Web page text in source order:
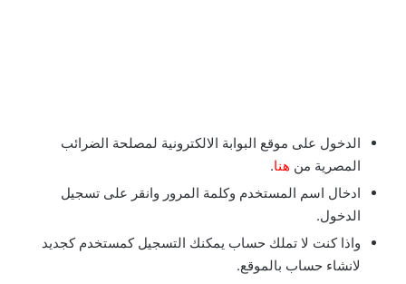
الدخول على موقع البوابة الالكترونية لمصلحة الضرائب
المصرية من هنا.
ادخال اسم المستخدم وكلمة المرور وانقر على تسجيل
الدخول.
واذا كنت لا تملك حساب يمكنك التسجيل كمستخدم كجديد
لانشاء حساب بالموقع.